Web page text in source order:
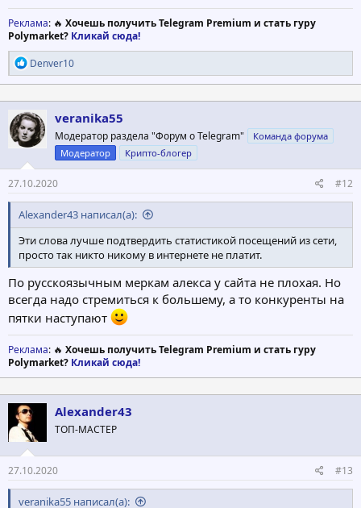
Реклама: 🔥 Хочешь получить Telegram Premium и стать гуру
Polymarket? Кликай сюда!
Р
е
а
к
ц
и
и
:
Denver10
veranika55
Модератор раздела "Форум о Telegram"
Команда форума
Модератор
Крипто-блогер
27.10.2020 #12
Alexander43 написал(а):
Эти слова лучше подтвердить статистикой посещений из сети,
просто так никто никому в интернете не платит.
По русскоязычным меркам алекса у сайта не плохая. Но
всегда надо стремиться к большему, а то конкуренты на
пятки наступают
Реклама: 🔥 Хочешь получить Telegram Premium и стать гуру
Polymarket? Кликай сюда!
Alexander43
ТОП-МАСТЕР
27.10.2020 #13
veranika55 написал(а):